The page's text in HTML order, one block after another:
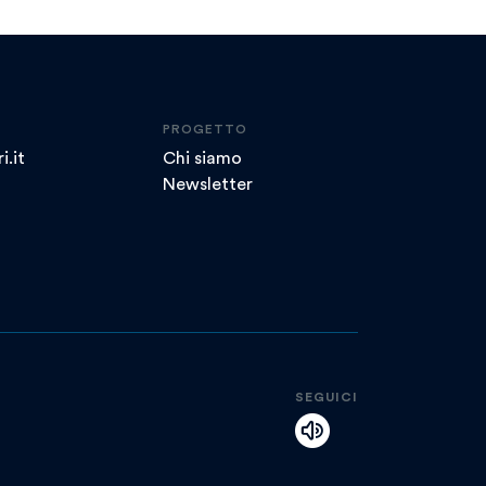
PROGETTO
Chi siamo
Newsletter
SEGUICI